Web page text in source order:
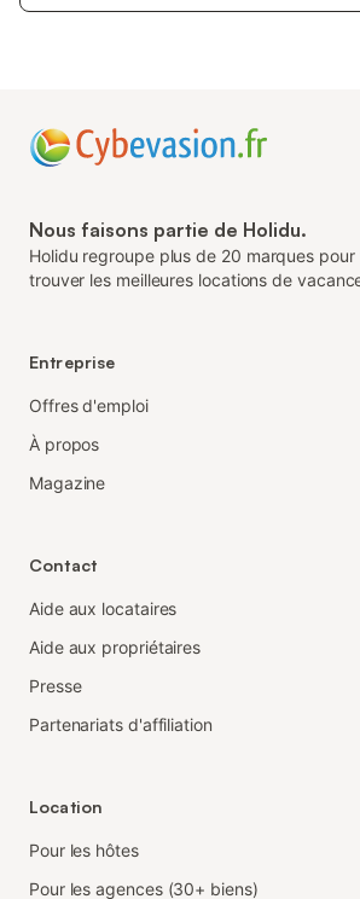
Nous faisons partie de Holidu.
Holidu regroupe plus de 20 marques pour
trouver les meilleures locations de
Entreprise
Offres d'emploi
À propos
Magazine
Contact
Aide aux locataires
Aide aux propriétaires
Presse
Partenariats d'affiliation
Location
Pour les hôtes
Pour les agences (30+ biens)